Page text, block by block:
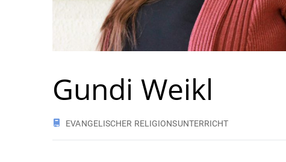
Gundi Weikl
EVANGELISCHER RELIGIONSUNTERRICHT